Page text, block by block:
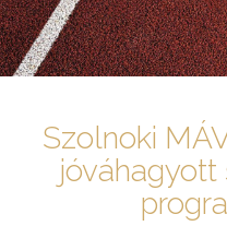
Szolnoki